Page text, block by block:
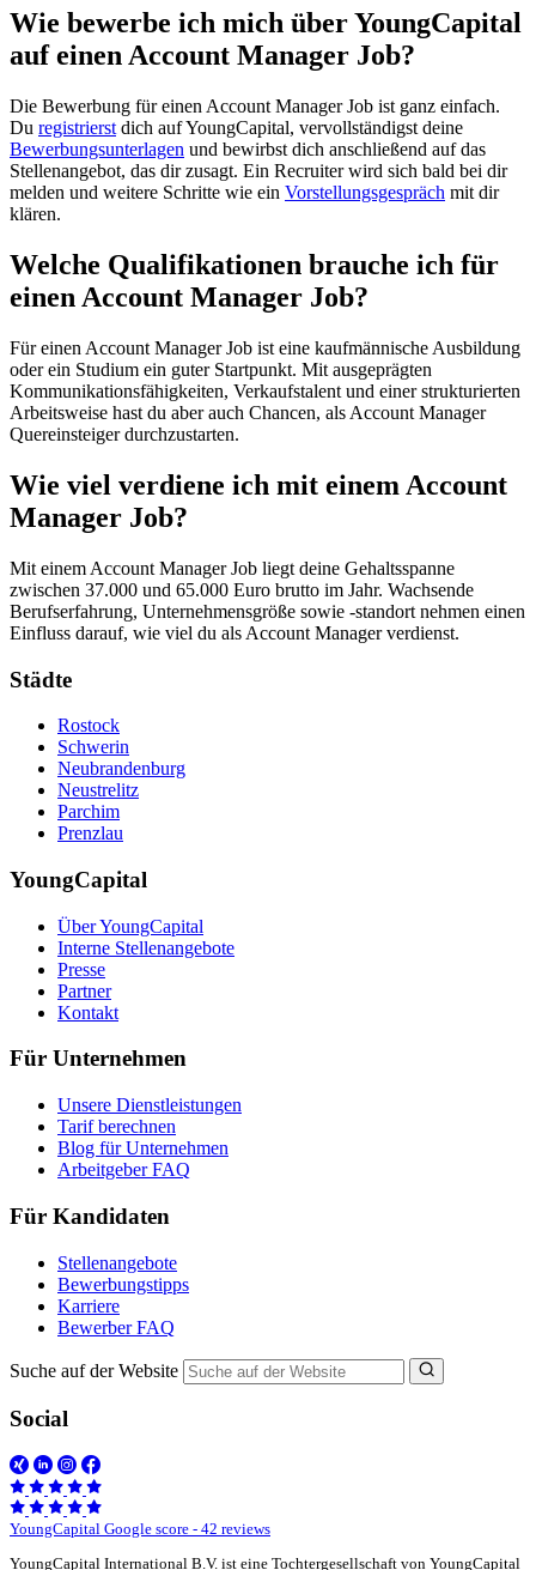
Wie bewerbe ich mich über YoungCapital
auf einen Account Manager Job?
Die Bewerbung für einen Account Manager Job ist ganz einfach.
Du registrierst dich auf YoungCapital, vervollständigst deine
Bewerbungsunterlagen und bewirbst dich anschließend auf das
Stellenangebot, das dir zusagt. Ein Recruiter wird sich bald bei dir
melden und weitere Schritte wie ein Vorstellungsgespräch mit dir
klären.
Welche Qualifikationen brauche ich für
einen Account Manager Job?
Für einen Account Manager Job ist eine kaufmännische Ausbildung
oder ein Studium ein guter Startpunkt. Mit ausgeprägten
Kommunikationsfähigkeiten, Verkaufstalent und einer strukturierten
Arbeitsweise hast du aber auch Chancen, als Account Manager
Quereinsteiger durchzustarten.
Wie viel verdiene ich mit einem Account
Manager Job?
Mit einem Account Manager Job liegt deine Gehaltsspanne
zwischen 37.000 und 65.000 Euro brutto im Jahr. Wachsende
Berufserfahrung, Unternehmensgröße sowie -standort nehmen einen
Einfluss darauf, wie viel du als Account Manager verdienst.
Städte
Rostock
Schwerin
Neubrandenburg
Neustrelitz
Parchim
Prenzlau
YoungCapital
Über YoungCapital
Interne Stellenangebote
Presse
Partner
Kontakt
Für Unternehmen
Unsere Dienstleistungen
Tarif berechnen
Blog für Unternehmen
Arbeitgeber FAQ
Für Kandidaten
Stellenangebote
Bewerbungstipps
Karriere
Bewerber FAQ
Suche auf der Website
Social
YoungCapital Google score - 42 reviews
YoungCapital International B.V. ist eine Tochtergesellschaft von YoungCapital